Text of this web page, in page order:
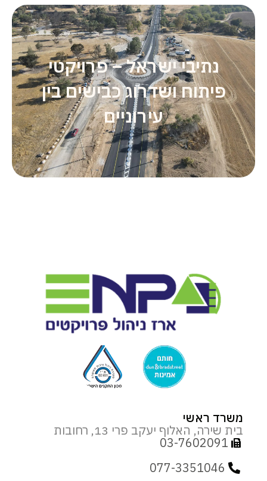
נתיבי ישראל – פרויקטי
פיתוח ושדרוג כבישים בין
עירוניים
משרד ראשי
בית שירה, האלוף יעקב פרי 13, רחובות
03-7602091
077-3351046